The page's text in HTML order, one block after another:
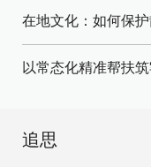
在地文化：如何保
以常态化精准帮扶
追思